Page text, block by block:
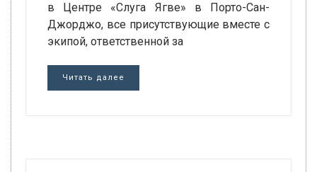
в Центре «Слуга Ягве» в Порто-Сан-
Джорджо, все присутствующие вместе с
экипой, ответственной за
Читать далее